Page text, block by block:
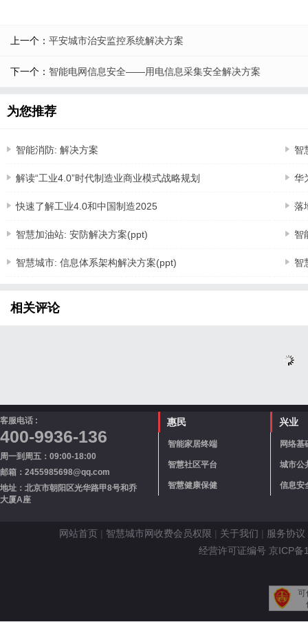
上一个： 平安城市治安监控系统解决方案
下一个： 智能电网信息安全——用电信息采集安全解决方案
为您推荐
智能消防: 解决方案 智
解读“工业4.0”时代制造业商业模式战略规划 华
快速了解工业4.0和中国制造2025 落
智慧加油站: 安防解决方案(ppt) 智
智慧城市: 信息体系架构解决方案(ppt) 智
相关评论
客服电话 :
400-9936-136
周一到周五：09:00-18:00
邮箱：2455985698@qq.com
地址：北京市朝阳区光华路甲8号和乔
大厦A座
惠民
智能家居终端
智慧社区平台
智慧健康保健
兴业
网络基
城市公
信息安
网站首页 | 智慧城市网收费会员权限 | 关于我们 | 服务协议
经营许可证编号 京ICP
可